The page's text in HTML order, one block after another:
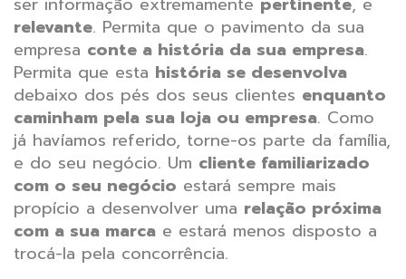
relevante. Permita que o pavimento da sua
empresa conte a história da sua empresa.
Permita que esta história se desenvolva
debaixo dos pés dos seus clientes enquanto
caminham pela sua loja ou empresa. Como
já havíamos referido, torne-os parte da família,
e do seu negócio. Um cliente familiarizado
com o seu negócio estará sempre mais
propício a desenvolver uma relação próxima
com a sua marca e estará menos disposto a
trocá-la pela concorrência.